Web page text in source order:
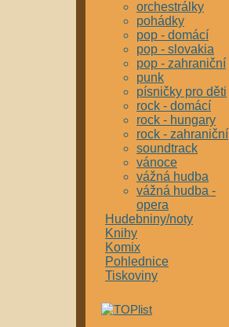
orchestrálky
pohádky
pop - domácí
pop - slovakia
pop - zahraniční
punk
písničky pro děti
rock - domácí
rock - hungary
rock - zahraniční
soundtrack
vánoce
vážná hudba
vážná hudba -
opera
Hudebniny/noty
Knihy
Komix
Pohlednice
Tiskoviny